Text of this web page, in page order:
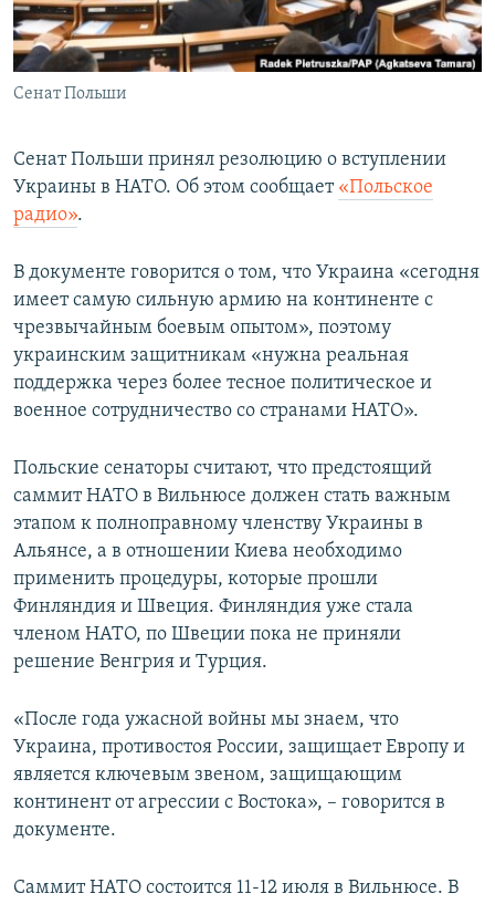
ПОБЕДИТЕЛЕЙ НЕ СУДЯТ?
КРЫМ.НЕПОКОРЕННЫЙ
ELIFBE
ПРИСОЕДИНЯЙТЕСЬ!
Все сайты RFE/RL
Сенат Польши
Сенат Польши принял резолюцию о вступлении
Украины в НАТО. Об этом сообщает «Польское
радио».
В документе говорится о том, что Украина «сегодня
имеет самую сильную армию на континенте с
чрезвычайным боевым опытом», поэтому
украинским защитникам «нужна реальная
поддержка через более тесное политическое и
военное сотрудничество со странами НАТО».
Польские сенаторы считают, что предстоящий
саммит НАТО в Вильнюсе должен стать важным
этапом к полноправному членству Украины в
Альянсе, а в отношении Киева необходимо
применить процедуры, которые прошли
Финляндия и Швеция. Финляндия уже стала
членом НАТО, по Швеции пока не приняли
решение Венгрия и Турция.
«После года ужасной войны мы знаем, что
Украина, противостоя России, защищает Европу и
является ключевым звеном, защищающим
континент от агрессии с Востока», – говорится в
документе.
Саммит НАТО состоится 11-12 июля в Вильнюсе. В